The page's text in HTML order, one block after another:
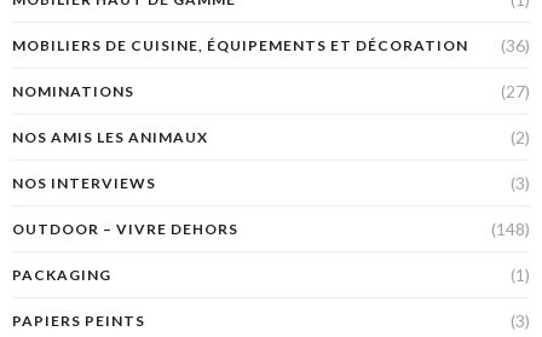
MOBILIERS DE CUISINE, ÉQUIPEMENTS ET DÉCORATION (36)
NOMINATIONS (27)
NOS AMIS LES ANIMAUX (2)
NOS INTERVIEWS (3)
OUTDOOR – VIVRE DEHORS (148)
PACKAGING (1)
PAPIERS PEINTS (3)